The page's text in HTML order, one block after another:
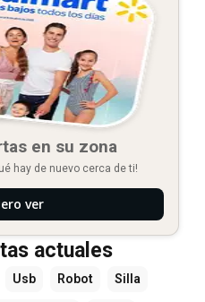
en su zona
hay de nuevo cerca de ti!
ver
actuales
Usb Robot Silla